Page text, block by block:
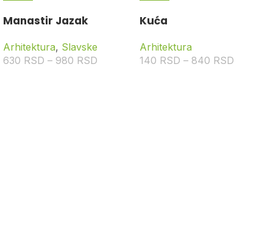
Manastir Jazak
Arhitektura, Slavske
630 RSD – 980 RSD
Kuća
Arhitektura
140 RSD – 840 RSD